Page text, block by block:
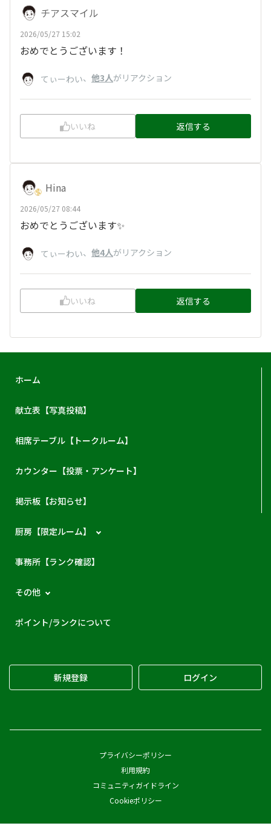
チアスマイル
2026/05/27 15:02
おめでとうございます！
てぃーわい、 他3人がリアクション
いいね 返信する
Hina
2026/05/27 08:44
おめでとうございます✨
てぃーわい、 他4人がリアクション
いいね 返信する
ホーム
献立表【写真投稿】
相席テーブル【トークルーム】
カウンター【投票・アンケート】
掲示板【お知らせ】
厨房【限定ルーム】
事務所【ランク確認】
その他
ポイント/ランクについて
新規登録 ログイン
プライバシーポリシー
利用規約
コミュニティガイドライン
Cookieポリシー